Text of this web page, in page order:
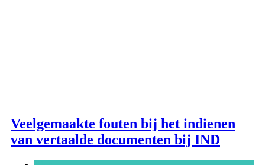
Veelgemaakte fouten bij het indienen
van vertaalde documenten bij IND